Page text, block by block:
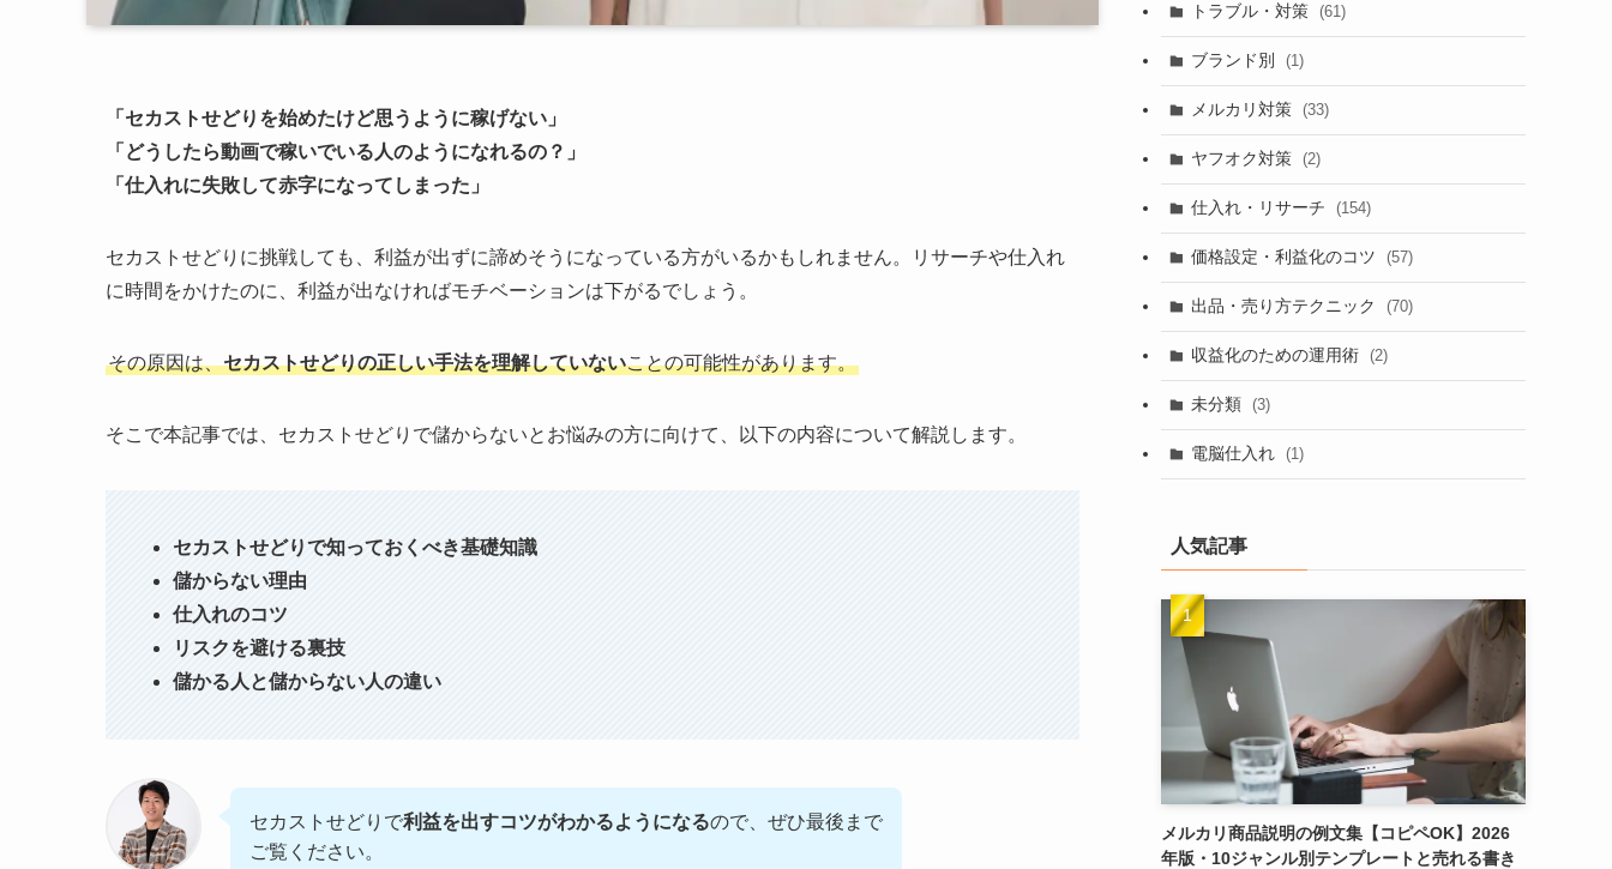
「セカストせどりを始めたけど思うように稼げない」
「どうしたら動画で稼いでいる人のようになれるの？」
「仕入れに失敗して赤字になってしまった」
セカストせどりに挑戦しても、利益が出ずに諦めそうになっている方がいるかもしれません。リサーチや仕入れ
に時間をかけたのに、利益が出なければモチベーションは下がるでしょう。
その原因は、セカストせどりの正しい手法を理解していないことの可能性があります。
そこで本記事では、セカストせどりで儲からないとお悩みの方に向けて、以下の内容について解説します。
セカストせどりで知っておくべき基礎知識
儲からない理由
仕入れのコツ
リスクを避ける裏技
儲かる人と儲からない人の違い
セカストせどりで利益を出すコツがわかるようになるので、ぜひ最後まで
ご覧ください。
トラブル・対策 (61)
ブランド別 (1)
メルカリ対策 (33)
ヤフオク対策 (2)
仕入れ・リサーチ (154)
価格設定・利益化のコツ (57)
出品・売り方テクニック (70)
収益化のための運用術 (2)
未分類 (3)
電脳仕入れ (1)
人気記事
メルカリ商品説明の例文集【コピペOK】2026
年版・10ジャンル別テンプレートと売れる書き